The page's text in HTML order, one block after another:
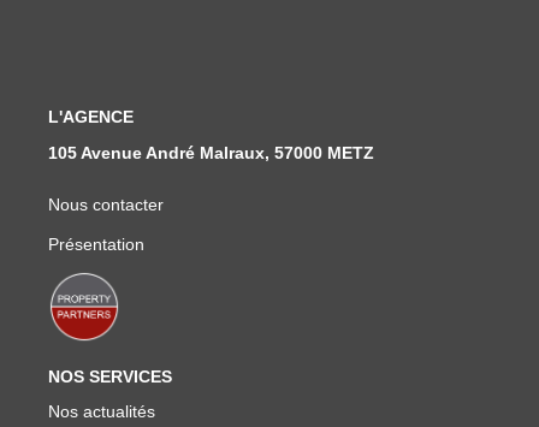
L'AGENCE
105 Avenue André Malraux, 57000 METZ
Nous contacter
Présentation
NOS SERVICES
Nos actualités